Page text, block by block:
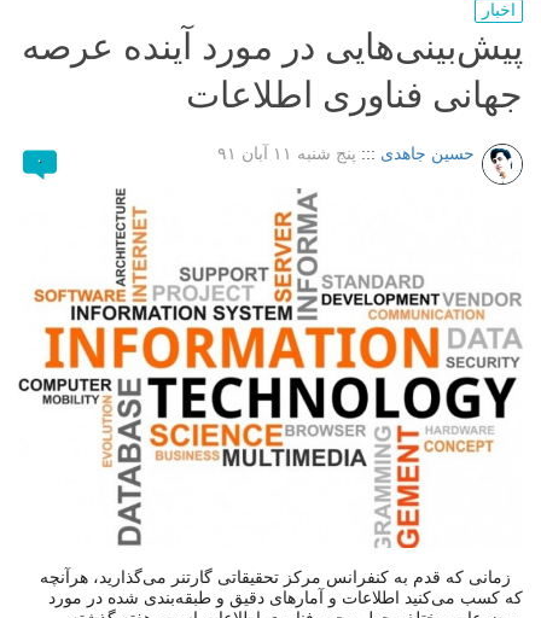
اخبار
پیش‌بینی‌هایی در مورد آینده عرصه
جهانی فناوری اطلاعات
حسین جاهدی ::: پنج شنبه ۱۱ آبان ۹۱ ۰
زمانی که قدم به کنفرانس مرکز تحقیقاتی گارتنر می‌گذارید، هرآنچه
که کسب می‌کنید اطلاعات و آمارهای دقیق و طبقه‌بندی شده در مورد